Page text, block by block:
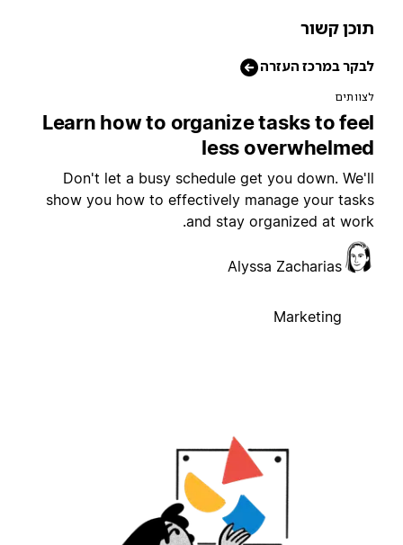
קשור
במרכז העזרה
Learn how to organize tasks to
less
Don't let a busy schedule get you down.
show you how to effectively manage your
and stay organized at
Alyssa Zacharias
Marketing